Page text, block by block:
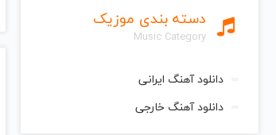
دسته بندی موزیک
Music Category
دانلود آهنگ ایرانی
دانلود آهنگ خارجی